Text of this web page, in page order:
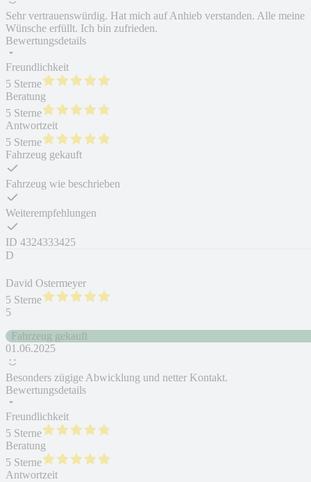
Sehr vertrauenswürdig. Hat mich auf Anhieb verstanden. Alle meine
Wünsche erfüllt. Ich bin zufrieden.
Bewertungsdetails
Freundlichkeit
5 Sterne
Beratung
5 Sterne
Antwortzeit
5 Sterne
Fahrzeug gekauft
Fahrzeug wie beschrieben
Weiterempfehlungen
ID 4324333425
D
David Ostermeyer
5 Sterne
5
Fahrzeug gekauft
01.06.2025
Besonders zügige Abwicklung und netter Kontakt.
Bewertungsdetails
Freundlichkeit
5 Sterne
Beratung
5 Sterne
Antwortzeit